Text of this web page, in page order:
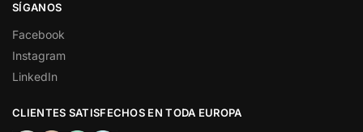
SÍGANOS
Facebook
Instagram
LinkedIn
CLIENTES SATISFECHOS EN TODA EUROPA